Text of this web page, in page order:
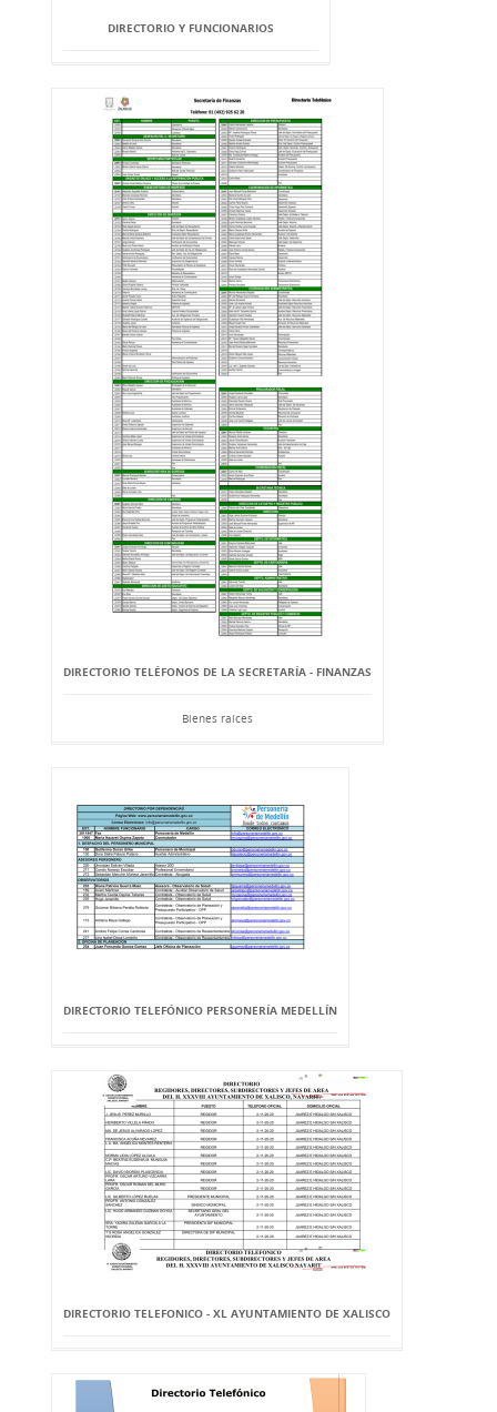
DIRECTORIO Y FUNCIONARIOS
DIRECTORIO TELÉFONOS DE LA SECRETARÍA - FINANZAS
Bienes raíces
DIRECTORIO TELEFÓNICO PERSONERÍA MEDELLÍN
DIRECTORIO TELEFONICO - XL AYUNTAMIENTO DE XALISCO